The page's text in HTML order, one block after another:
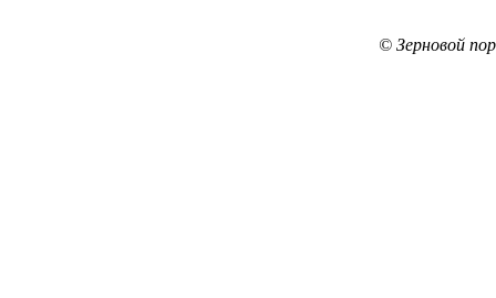
© Зерновой